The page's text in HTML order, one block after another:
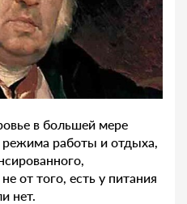
в большей мере
режима работы и отдыха,
от того, есть у питания
нет.